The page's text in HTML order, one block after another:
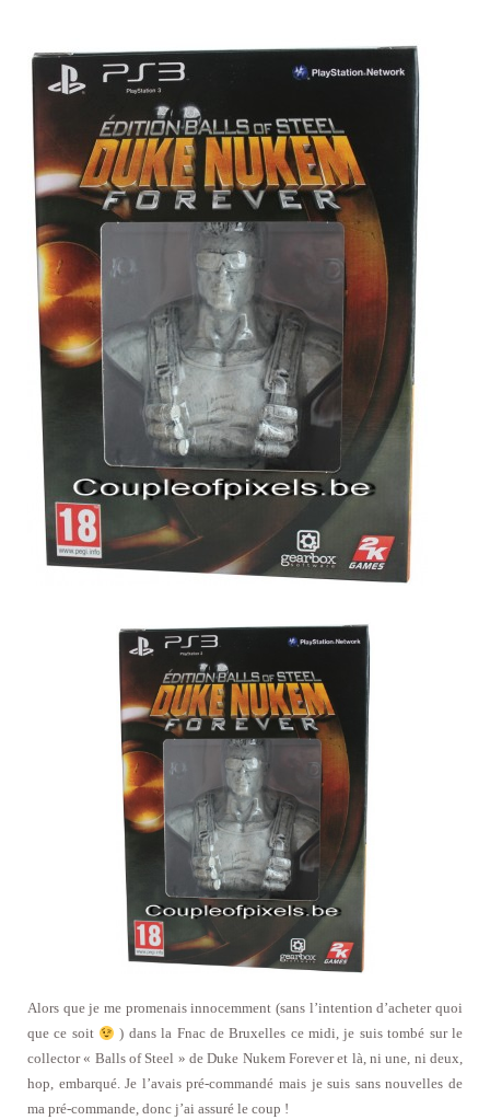
Alors que je me promenais innocemment (sans l’intention d’acheter quoi
que ce soit
) dans la Fnac de Bruxelles ce midi, je suis tombé sur le
collector « Balls of Steel » de Duke Nukem Forever et là, ni une, ni deux,
hop, embarqué. Je l’avais pré-commandé mais je suis sans nouvelles de
ma pré-commande, donc j’ai assuré le coup !